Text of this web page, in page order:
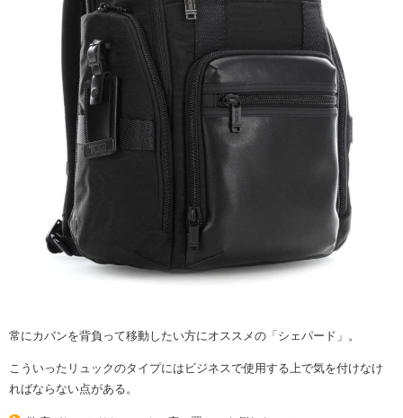
常にカバンを背負って移動したい方にオススメの「シェパード」。
こういったリュックのタイプにはビジネスで使用する上で気を付けなけ
ればならない点がある。